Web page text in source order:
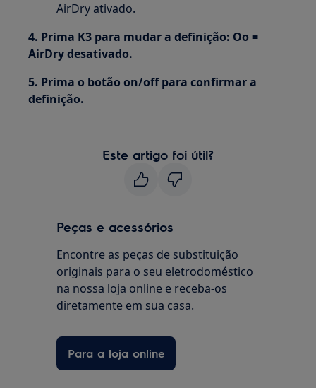
AirDry ativado.
4. Prima K3 para mudar a definição: Oo =
AirDry desativado.
5. Prima o botão on/off para confirmar a
definição.
Este artigo foi útil?
Peças e acessórios
Encontre as peças de substituição
originais para o seu eletrodoméstico
na nossa loja online e receba-os
diretamente em sua casa.
Para a loja online